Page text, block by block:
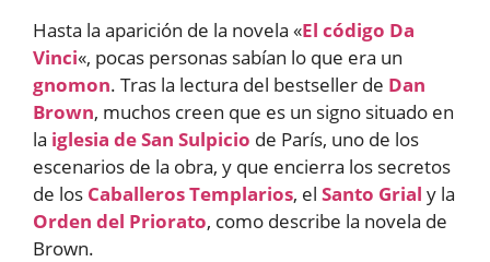
Hasta la aparición de la novela «El código Da
Vinci«, pocas personas sabían lo que era un
gnomon. Tras la lectura del bestseller de Dan
Brown, muchos creen que es un signo situado en
la iglesia de San Sulpicio de París, uno de los
escenarios de la obra, y que encierra los secretos
de los Caballeros Templarios, el Santo Grial y la
Orden del Priorato, como describe la novela de
Brown.